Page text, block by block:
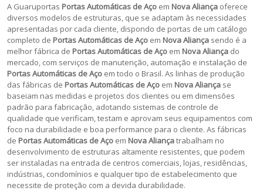
A Guaruportas Portas Automáticas de Aço em Nova Aliança oferece
diversos modelos de estruturas, que se adaptam às necessidades
apresentadas por cada cliente, dispondo de portas de um catálogo
completo de Portas Automáticas de Aço em Nova Aliança sendo é a
melhor fábrica de Portas Automáticas de Aço em Nova Aliança do
mercado, com serviços de manutenção, automação e instalação de
Portas Automáticas de Aço em todo o Brasil. As linhas de produção
das fábricas de Portas Automáticas de Aço em Nova Aliança se
baseiam nas medidas e projetos dos clientes ou em dimensões
padrão para fabricação, adotando sistemas de controle de
qualidade que verificam, testam e aprovam seus equipamentos com
foco na durabilidade e boa performance para o cliente. As fábricas
de Portas Automáticas de Aço em Nova Aliançatrabalham no
desenvolvimento de estruturas altamente resistentes, que podem
ser instaladas na entrada de centros comerciais, lojas, residências,
indústrias, condomínios e qualquer tipo de estabelecimento que
necessite de proteção com a devida durabilidade.